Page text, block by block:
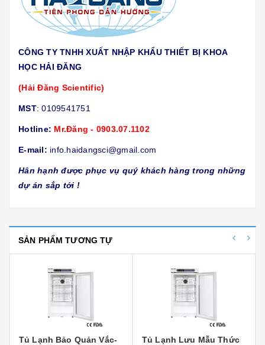
CÔNG TY TNHH XUẤT NHẬP KHẨU THIẾT BỊ KHOA
HỌC HẢI ĐĂNG
(Hải Đăng Scientific)
MST: 0109541751
Hotline: Mr.Đăng - 0903.07.1102
E-mail: info.haidangsci@gmail.com
Hân hạnh được phục vụ quý khách hàng trong những
dự án sắp tới !
SẢN PHẨM TƯƠNG TỰ
Tủ Lạnh Bảo Quản Vắc-
Tủ Lạnh Lưu Mẫu Thức